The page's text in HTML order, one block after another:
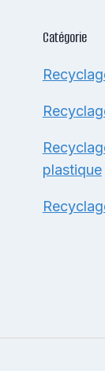
Catégorie
plastique